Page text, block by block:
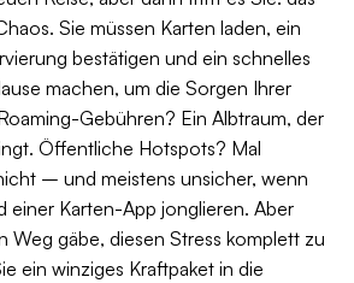
Sie müssen Karten laden, ein
bestätigen und ein schnelles
machen, um die Sorgen Ihrer
Gebühren? Ein Albtraum, der
Öffentliche Hotspots? Mal
– und meistens unsicher, wenn
einer Karten-App jonglieren. Aber
Weg gäbe, diesen Stress komplett zu
ein winziges Kraftpaket in die